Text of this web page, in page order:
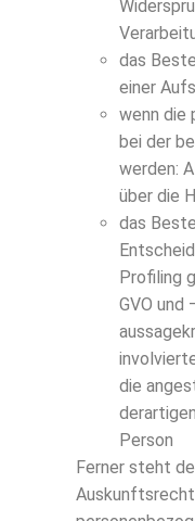
das
einer
wenn die
bei der
werden:
über die
das
Profiling
GVO und
die
Person
Ferner steht